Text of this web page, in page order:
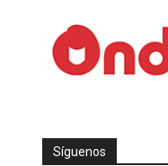
Síguenos